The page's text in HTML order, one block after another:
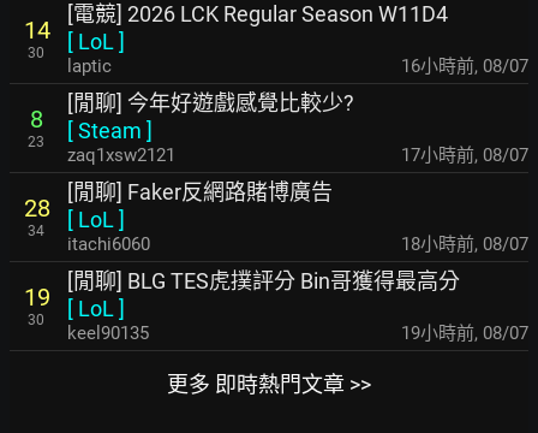
14
30
[電競] 2026 LCK Regular Season W11D4
[ LoL ]
laptic 16小時前, 08/07
8
23
[閒聊] 今年好遊戲感覺比較少?
[Steam ]
zaq1xsw2121 17小時前, 08/07
28
34
[閒聊] Faker反網路賭博廣告
[ LoL ]
itachi6060 18小時前, 08/07
19
30
[閒聊] BLG TES虎撲評分 Bin哥獲得最高分
[ LoL ]
keel90135 19小時前, 08/07
更多 即時熱門文章 >>